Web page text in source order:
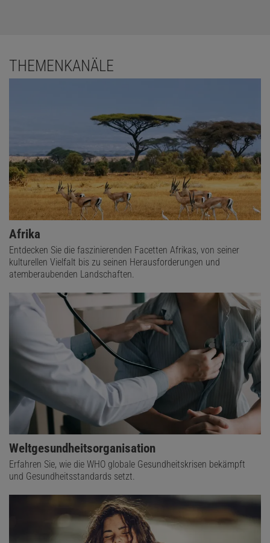
THEMENKANÄLE
Afrika
Entdecken Sie die faszinierenden Facetten Afrikas, von seiner
kulturellen Vielfalt bis zu seinen Herausforderungen und
atemberaubenden Landschaften.
Weltgesundheitsorganisation
Erfahren Sie, wie die WHO globale Gesundheitskrisen bekämpft
und Gesundheitsstandards setzt.